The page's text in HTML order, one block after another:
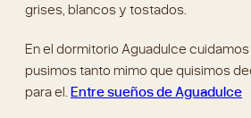
para el.Entre sueños de Aguadulce
Calor de hogar
Con este proyecto tuvimos la suerte